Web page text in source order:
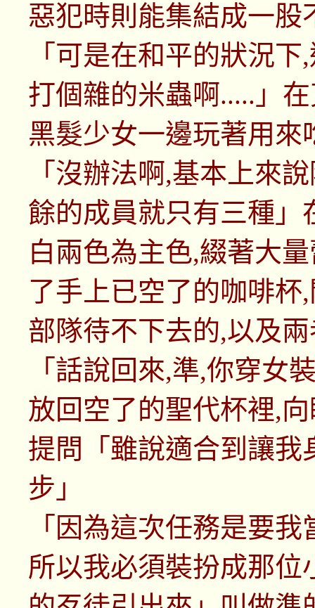
惡犯時則能集結成一
「可是在和平的狀況
打個雜的米蟲啊.....」
黑髮少女一邊玩著用
「沒辦法啊,基本上來
餘的成員就只有三種」
白兩色為主色,綴著大
了手上已空了的咖啡
部隊待不下去的,以及
「話說回來,準,你穿女
放回空了的聖代杯裡,
提問「雖說適合到讓我
步」
「因為這次任務是要
所以我必須裝扮成那位